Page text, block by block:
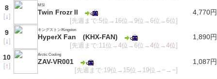
8
[↓]
MSI
Twin Frozr II
[先週まで:5位→16位→9位→6位→6位]
4,770円
9
[↓]
キングストン/Kingston
HyperX Fan (KHX-FAN)
[先週まで:11位→4位 →6位→4位 →4位]
1,890円
10
[↑]
Arctic Cooling
ZAV-VR001
[先週まで:19位→15位→19位→−→−]
1,087円